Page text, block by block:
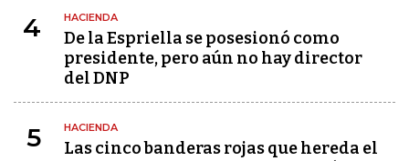
4 HACIENDA
De la Espriella se posesionó como
presidente, pero aún no hay director
del DNP
5 HACIENDA
Las cinco banderas rojas que hereda el